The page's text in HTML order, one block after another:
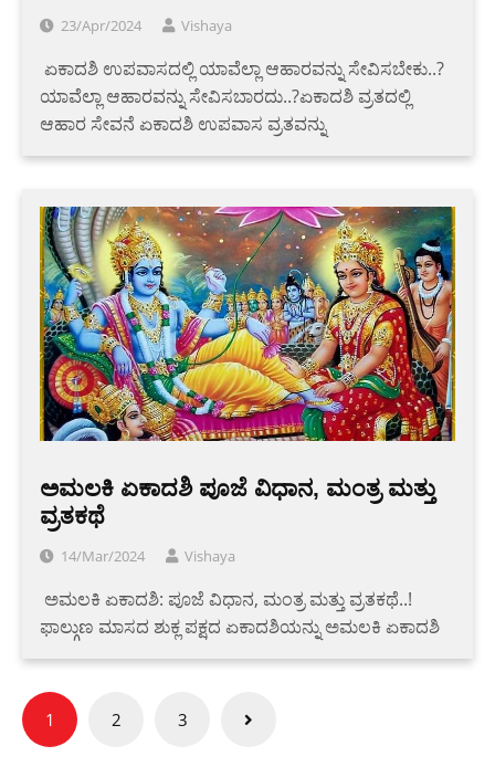
23/Apr/2024 Vishaya
‌ ‌ಏಕಾದಶಿ ಉಪವಾಸದಲ್ಲಿ ಯಾವೆಲ್ಲಾ ಆಹಾರವನ್ನು ಸೇವಿಸಬೇಕು..?
ಯಾವೆಲ್ಲಾ ಆಹಾರವನ್ನು ಸೇವಿಸಬಾರದು..?ಏಕಾದಶಿ ವ್ರತದಲ್ಲಿ
ಆಹಾರ ಸೇವನೆ ಏಕಾದಶಿ ಉಪವಾಸ ವ್ರತವನ್ನು
ಅಮಲಕಿ ಏಕಾದಶಿ ಪೂಜೆ ವಿಧಾನ, ಮಂತ್ರ ಮತ್ತು
ವ್ರತಕಥೆ
14/Mar/2024 Vishaya
‌ ‌ಅಮಲಕಿ ಏಕಾದಶಿ: ಪೂಜೆ ವಿಧಾನ, ಮಂತ್ರ ಮತ್ತು ವ್ರತಕಥೆ..!
ಫಾಲ್ಗುಣ ಮಾಸದ ಶುಕ್ಲ ಪಕ್ಷದ ಏಕಾದಶಿಯನ್ನು ಅಮಲಕಿ ಏಕಾದಶಿ
Posts
pagination
1 2 3